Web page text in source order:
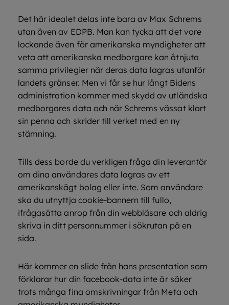
Det här idealet delas inte bara av Max Schrems
utan även av EDPB. Man kan tycka att det vore
lockande även för amerikanska myndigheter att
veta att amerikanska medborgare kan åtnjuta
samma privilegier när deras data lagras utanför
landets gränser. Men vi får se hur långt Bidens
administration kommer med skydd av utländska
medborgares data och när Schrems vässat klart
sin penna och skrider till verket med en ny
stämning.
Tills dess borde du verkligen fråga din leverantör
om dina användares data lagras av ett
amerikanskägt bolag eller inte. Som användare
ska du utnyttja cookie-bannern till fullo,
ifrågasätta anrop från din webbläsare och aldrig
skriva in ditt personnummer i sökrutan på en
sida.
Här kommer en slide från hans presentation som
förklarar hur din facebook-data inte är säker
trots många fina omskrivningar från Meta och